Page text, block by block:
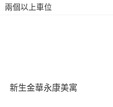
兩個以上車位